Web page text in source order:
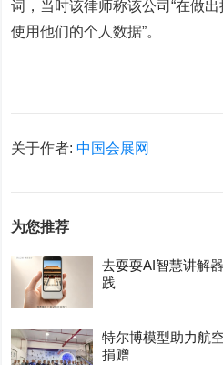
词，当时该律师称该公司“在做
使用他们的个人数据”。
关于作者:中国会展网
为您推荐
去耍耍AI智慧讲解
践
特尔博模型助力航
捐赠